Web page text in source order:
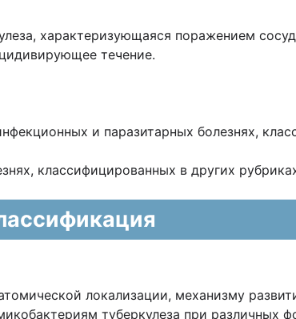
характеризующаяся поражением
течение.
и паразитарных болезнях,
классифицированных в других
локализации, механизму
туберкулеза при различных